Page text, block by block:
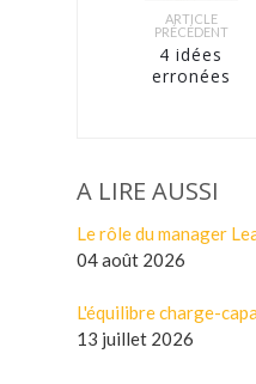
ARTICLE
PRÉCÉDENT
4 idées
erronées
A LIRE AUSSI
Le rôle du manager
04 août 2026
L'équilibre charge-
13 juillet 2026